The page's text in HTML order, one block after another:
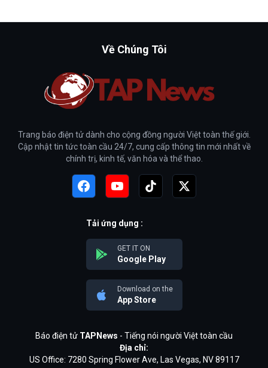
Về Chúng Tôi
Trang báo điện tử dành cho cộng đồng người Việt toàn thế giới.
Cập nhật tin tức toàn cầu 24/7, cung cấp thông tin mới nhất về
chính trị, kinh tế, văn hóa và thể thao.
Tải ứng dụng :
GET IT ON
Google Play
Download on the
App Store
Báo điện tử TAPNews - Tiếng nói người Việt toàn cầu
Địa chỉ:
US Office: 7280 Spring Flower Ave, Las Vegas, NV 89117